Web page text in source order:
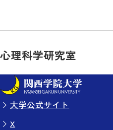
心理科学研究室
大学公式サイト
X